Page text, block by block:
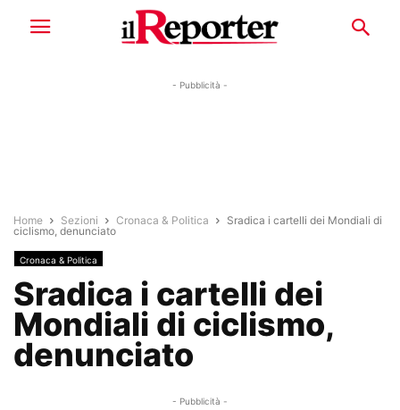
- Pubblicità -
Home Sezioni Cronaca & Politica
Sradica i cartelli dei Mondiali di
ciclismo, denunciato
Cronaca & Politica
Sradica i cartelli dei
Mondiali di ciclismo,
denunciato
- Pubblicità -